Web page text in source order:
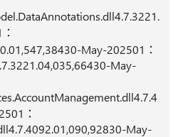
May-202501：
May-
：
May-